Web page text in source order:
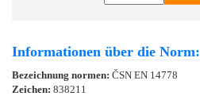
Informationen über die Norm:
Bezeichnung normen: ČSN EN 14778
Zeichen: 838211